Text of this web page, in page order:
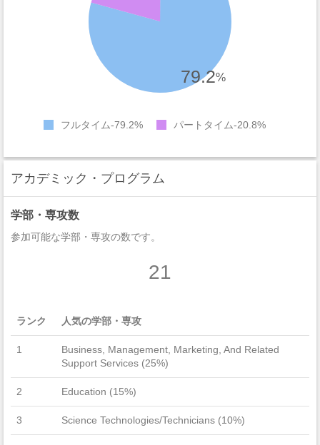
79.2%
フルタイム 79.2% パートタイム 20.8%
アカデミック・プログラム
学部・専攻数
参加可能な学部・専攻の数です。
21
ランク 人気の学部・専攻
1
Business, Management, Marketing, And Related
Support Services (25%)
2 Education (15%)
3 Science Technologies/Technicians (10%)